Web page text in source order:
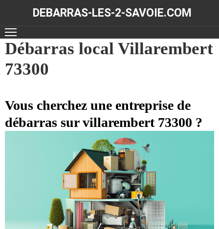
DEBARRAS-LES-2-SAVOIE.COM
ACCUEIL
DÉBARRAS
RÉALISATIONS
CONTACT
Débarras local Villarembert
73300
Vous cherchez une entreprise de
débarras sur villarembert 73300 ?